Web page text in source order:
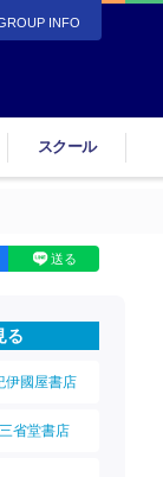
INFO
スクール
送る
る
伊國屋書店
三省堂書店